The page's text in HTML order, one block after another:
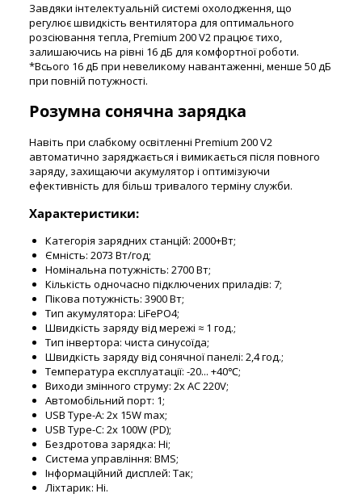
Завдяки інтелектуальній системі охолодження, що
регулює швидкість вентилятора для оптимального
розсіювання тепла, Premium 200 V2 працює тихо,
залишаючись на рівні 16 дБ для комфортної роботи.
*Всього 16 дБ при невеликому навантаженні, менше 50 дБ
при повній потужності.
Розумна сонячна зарядка
Навіть при слабкому освітленні Premium 200 V2
автоматично заряджається і вимикається після повного
заряду, захищаючи акумулятор і оптимізуючи
ефективність для більш тривалого терміну служби.
Характеристики:
Категорія зарядних станцій: 2000+Вт;
Ємність: 2073 Вт/год;
Номінальна потужність: 2700 Вт;
Кількість одночасно підключених приладів: 7;
Пікова потужність: 3900 Вт;
Тип акумулятора: LiFePO4;
Швидкість заряду від мережі ≈ 1 год.;
Тип інвертора: чиста синусоїда;
Швидкість заряду від сонячної панелі: 2,4 год.;
Температура експлуатації: -20... +40℃;
Виходи змінного струму: 2х АС 220V;
Автомобільний порт: 1;
USB Type-A: 2x 15W max;
USB Type-C: 2х 100W (PD);
Бездротова зарядка: Ні;
Система управління: BMS;
Інформаційний дисплей: Так;
Ліхтарик: Ні.